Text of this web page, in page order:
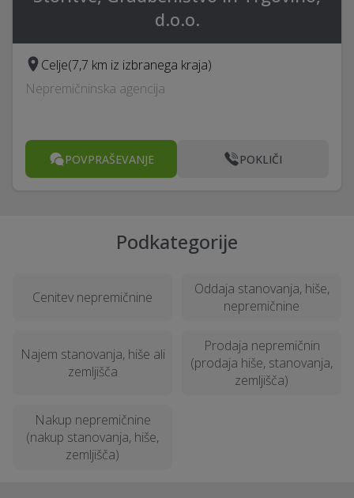
d.o.o.
Celje(7,7 km iz izbranega kraja)
Nepremičninska agencija
POVPRAŠEVANJE POKLIČI
Podkategorije
Cenitev nepremičnine
Oddaja stanovanja, hiše,
nepremičnine
Najem stanovanja, hiše ali
zemljišča
Prodaja nepremičnin
(prodaja hiše, stanovanja,
zemljišča)
Nakup nepremičnine
(nakup stanovanja, hiše,
zemljišča)